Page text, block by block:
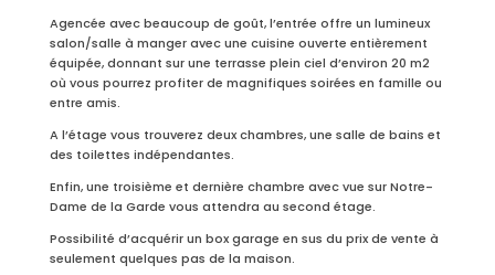
Agencée avec beaucoup de goût, l’entrée offre un lumineux
salon/salle à manger avec une cuisine ouverte entièrement
équipée, donnant sur une terrasse plein ciel d’environ 20 m2
où vous pourrez profiter de magnifiques soirées en famille ou
entre amis.
A l’étage vous trouverez deux chambres, une salle de bains et
des toilettes indépendantes.
Enfin, une troisième et dernière chambre avec vue sur Notre-
Dame de la Garde vous attendra au second étage.
Possibilité d’acquérir un box garage en sus du prix de vente à
seulement quelques pas de la maison.